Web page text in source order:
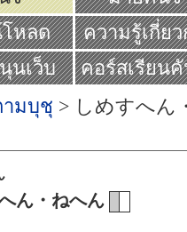
หลด
ความรู้เกี่ย
คันจิ
นเว็บ
คอร์สเรียน
Yume
ามบุชุ > しめすへん
ん・ねへん